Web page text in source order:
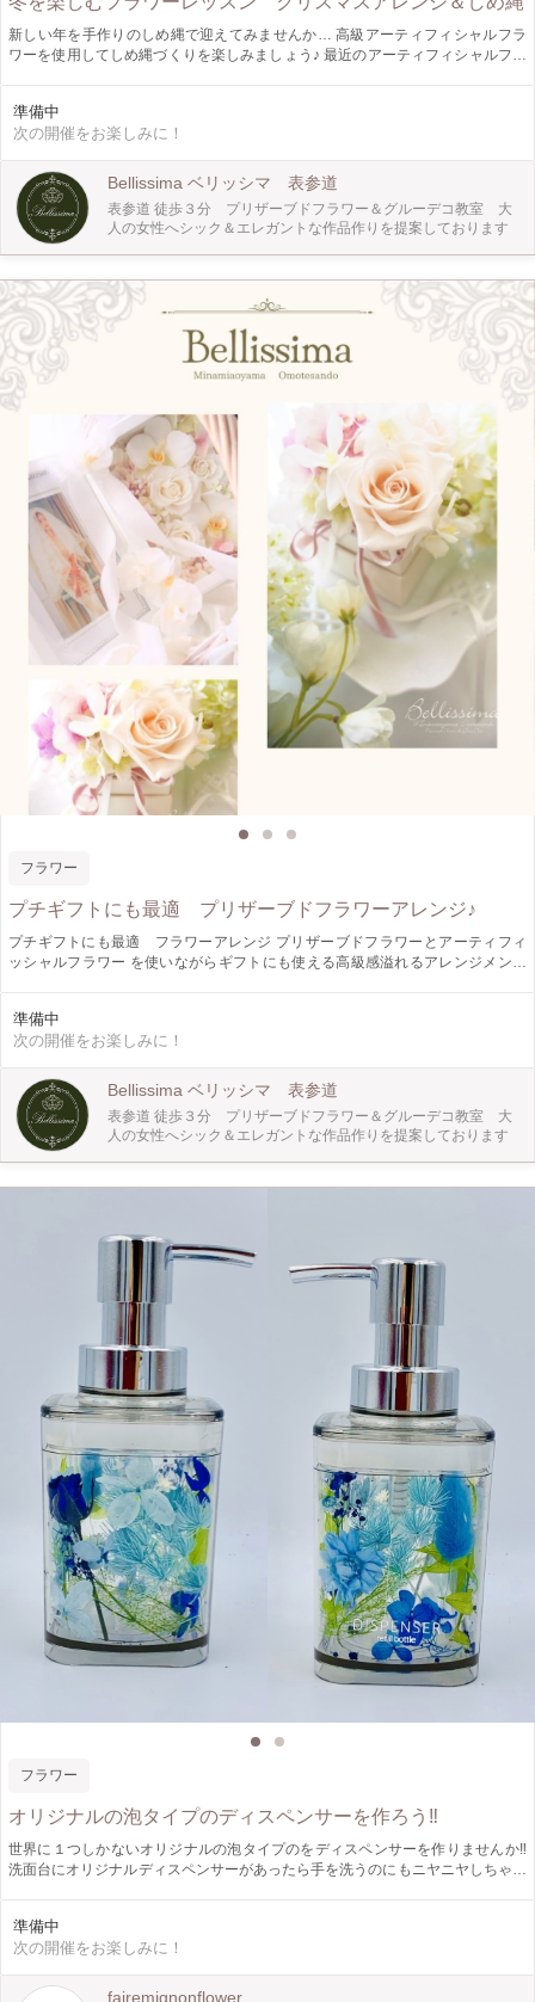
新しい年を手作りのしめ縄で迎えてみませんか… 高級アーティフィシャルフラ
ワーを使用してしめ縄づくりを楽しみましょう♪ 最近のアーティフィシャルフラ
ル通りに作ることも出来ますし、自由に組み合わせを考えてお好みでアレンジし
て頂くことも可能ですのでそれぞれ出来上がる作品は違ってくると思いますがそ
お一人お一人丁寧にレッスンさせて 頂きますので安心してご参加下さい。 お教
室もクリスマス・年末のデコレーションに変えてお待ちしております。 ＊当日
の流れはクリスマスアレンジの物しか掲載出来ず申し訳ありませんが ご了承
お願い致します
準備中
次の開催をお楽しみに！
Bellissima ベリッシマ 表参道
表参道 徒歩３分 プリザーブドフラワー＆グルーデコ教室 大
人の女性へシック＆エレガントな作品作りを提案しております
フラワー
プチギフトにも最適 プリザーブドフラワーアレンジ♪
プチギフトにも最適 フラワーアレンジ プリザーブドフラワーとアーティフィ
ッシャルフラワー を使いながらギフトにも使える高級感溢れるアレンジメント
うになれます サンプルのアレンジメントもお見せしますが ご自身でメインのロ
ーズ・小花・リーフ・リボン 等お好みで選んでいただきながら作成してきます
方は相手の好み考えながら 作って行きます それぞれ出来上がり作品は異なりま
すが どのようなシーンにも合わせやすいように 優しい色合いのお花を沢山ご用
意してお待ち しております お花に触れるのが初めての方も安心して ご参加いた
だけます♪
準備中
次の開催をお楽しみに！
Bellissima ベリッシマ 表参道
表参道 徒歩３分 プリザーブドフラワー＆グルーデコ教室 大
人の女性へシック＆エレガントな作品作りを提案しております
フラワー
オリジナルの泡タイプのディスペンサーを作ろう‼️
世界に１つしかないオリジナルの泡タイプのをディスペンサーを作りませんか‼️
洗面台にオリジナルディスペンサーがあったら手を洗うのにもニヤニヤしちゃい
さい。
準備中
次の開催をお楽しみに！
fairemignonflower